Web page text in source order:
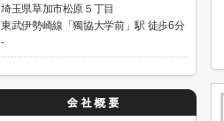
埼玉県草加市松原５丁目
東武伊勢崎線「獨協大学前」駅 徒歩6分
-